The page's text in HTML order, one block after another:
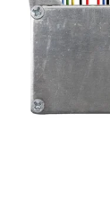
Huoltopalvelu
Yrityksille
Yhteystiedot